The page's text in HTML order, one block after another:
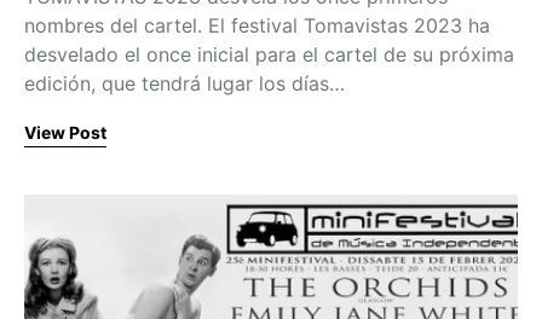
nombres del cartel. El festival Tomavistas 2023 ha
desvelado el once inicial para el cartel de su próxima
edición, que tendrá lugar los días…
View Post